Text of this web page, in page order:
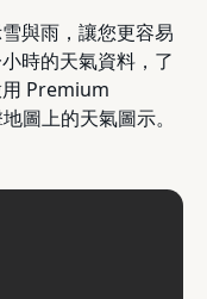
與雨，讓您更容易
時的天氣資料，了
Premium
圖上的天氣圖示。